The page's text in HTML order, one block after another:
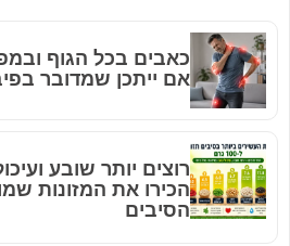
כאבים בכל הגוף
אם ייתכן שמדובר
רוצים יותר שובע
הכירו את המזונות
הסיבים